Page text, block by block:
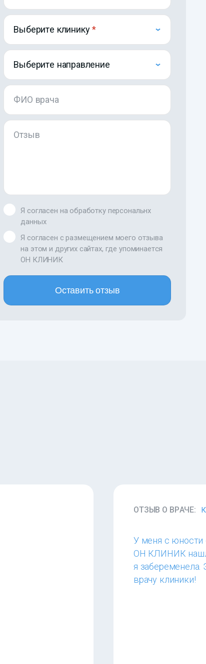
Выберите клинику
Выберите направление
ФИО врача
Отзыв
Я согласен на обработку персональнх
данных
Я согласен с размещением моего отзыва
на этом и других сайтах, где упоминается
ОН КЛИНИК
Оставить отзыв
ОТЗЫВ О ВРАЧЕ:
У меня с юности
ОН КЛИНИК
я забеременела.
врачу клиники!